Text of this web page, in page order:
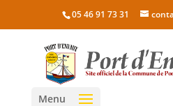
05 46 91 73 31
Menu